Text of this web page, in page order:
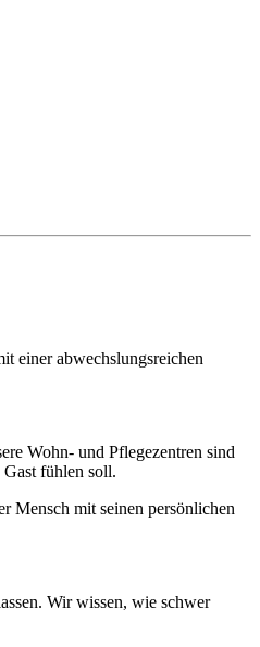
einer abwechslungsreichen
Wohn- und Pflegezentren sind
fühlen soll.
Mensch mit seinen persönlichen
Wir wissen, wie schwer